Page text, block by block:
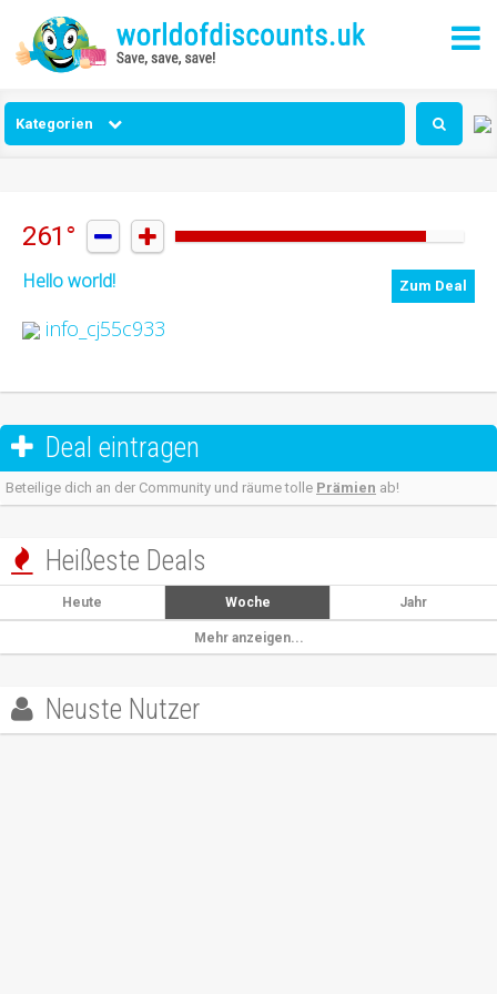
Kategorien
261°  
Hello world!
info_cj55c933
Zum Deal
 Deal eintragen
Beteilige dich an der Community und räume tolle Prämien ab!
 Heißeste Deals
Heute Woche Jahr
Mehr anzeigen...
 Neuste Nutzer